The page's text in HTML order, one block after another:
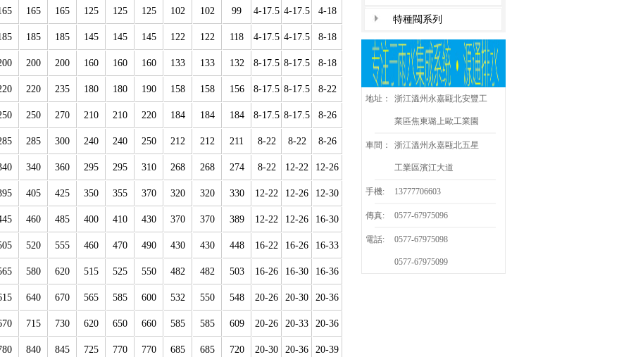
165 165 125 125 125 102 102 99 4-17.5 4-17.5 4-18
185 185 145 145 145 122 122 118 4-17.5 4-17.5 8-18
200 200 160 160 160 133 133 132 8-17.5 8-17.5 8-18
220 235 180 180 190 158 158 156 8-17.5 8-17.5 8-22
250 270 210 210 220 184 184 184 8-17.5 8-17.5 8-26
285 300 240 240 250 212 212 211 8-22 8-22 8-26
340 360 295 295 310 268 268 274 8-22 12-22 12-26
405 425 350 355 370 320 320 330 12-22 12-26 12-30
460 485 400 410 430 370 370 389 12-22 12-26 16-30
520 555 460 470 490 430 430 448 16-22 16-26 16-33
580 620 515 525 550 482 482 503 16-26 16-30 16-36
640 670 565 585 600 532 550 548 20-26 20-30 20-36
715 730 620 650 660 585 585 609 20-26 20-33 20-36
840 845 725 770 770 685 685 720 20-30 20-36 20-39
特種閥系列
地址： 浙江溫州永嘉甌北安豐工
業區焦東璐上歐工業園
車間： 浙江溫州永嘉甌北五星
工業區濱江大道
手機: 13777706603
傳真: 0577-67975096
電話: 0577-67975098
0577-67975099